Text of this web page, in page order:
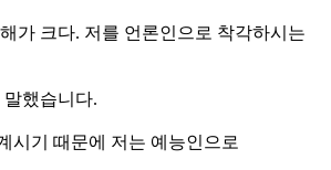
가 크다. 저를 언론인으로 착각하시는
말했습니다.
시기 때문에 저는 예능인으로